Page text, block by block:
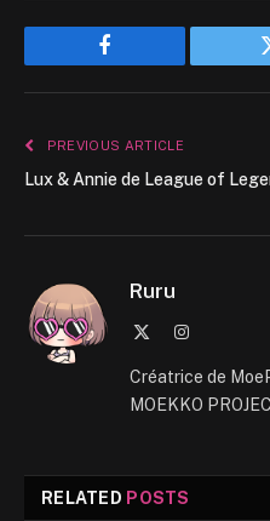
Facebook
PREVIOUS ARTICLE
Lux & Annie de League of
Ruru
Instagram
Créatrice de
MOEKKO
RELATED POSTS